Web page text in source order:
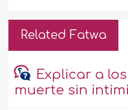
Related Fatwa
Explicar a
muerte sin